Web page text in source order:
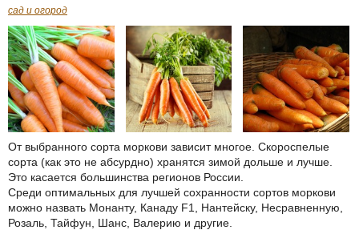
сад и огород
От выбранного сорта моркови зависит многое. Скороспелые
сорта (как это не абсурдно) хранятся зимой дольше и лучше.
Это касается большинства регионов России.
Среди оптимальных для лучшей сохранности сортов моркови
можно назвать Монанту, Канаду F1, Нантейску, Несравненную,
Розаль, Тайфун, Шанс, Валерию и другие.